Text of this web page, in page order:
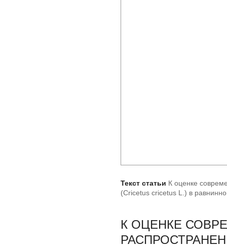
Текст статьи К оценке
(Cricetus cricetus L.) в
К ОЦЕНКЕ